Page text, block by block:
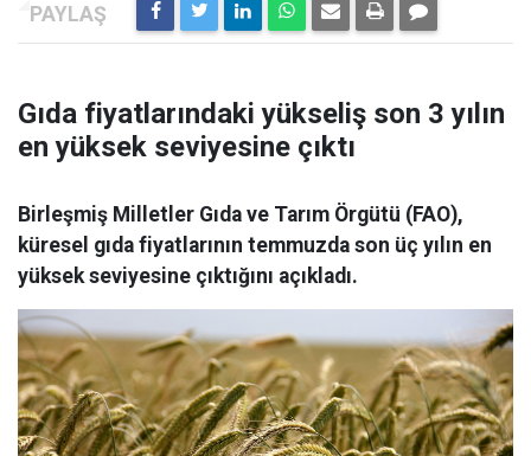
Gıda fiyatlarındaki yükseliş son 3 yılın
en yüksek seviyesine çıktı
Birleşmiş Milletler Gıda ve Tarım Örgütü (FAO),
küresel gıda fiyatlarının temmuzda son üç yılın en
yüksek seviyesine çıktığını açıkladı.